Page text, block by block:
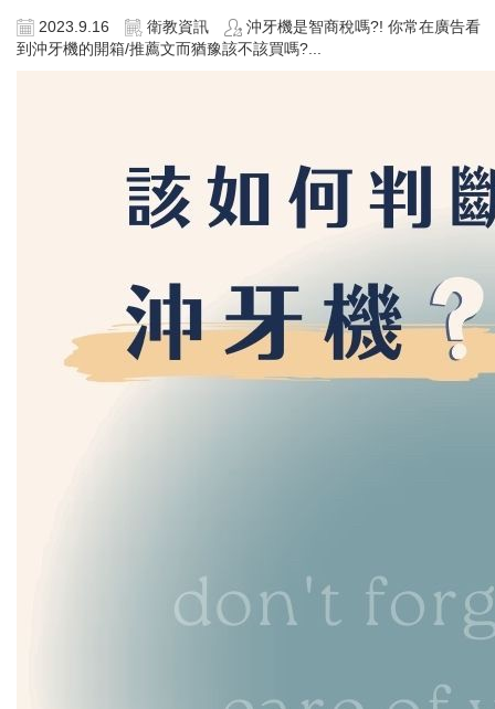
2023.9.16 衛教資訊
沖牙機是智商稅嗎?! 你常在廣告看
到沖牙機的開箱/推薦文而猶豫該不該買嗎?...